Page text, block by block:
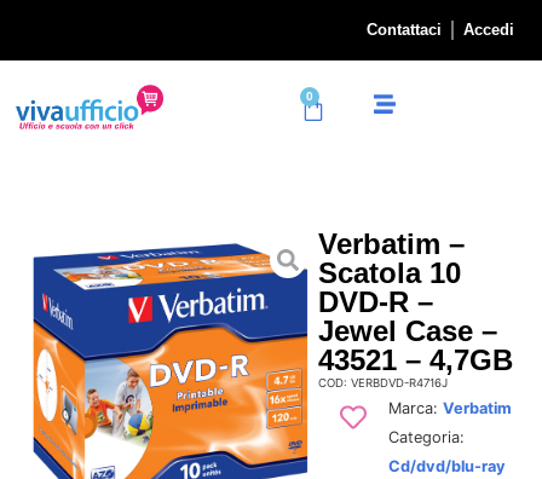
Contattaci Accedi
0
Verbatim –
Scatola 10
DVD-R –
Jewel Case –
43521 – 4,7GB
COD: VERBDVD-R4716J
Marca: Verbatim
Categoria:
Cd/dvd/blu-ray